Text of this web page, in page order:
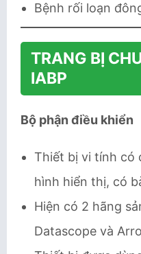
Bệnh rối loạn
TRANG BỊ
IABP
Bộ phận điều khiển
Thiết bị vi tính có
hình hiển thị, có
Hiện có 2 hãng
Datascope và